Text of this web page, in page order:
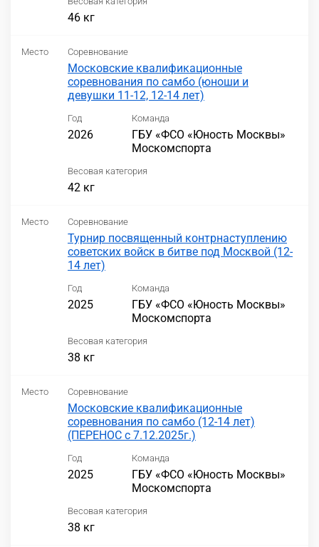
46 кг
Место Соревнование
Московские квалификационные
соревнования по самбо (юноши и
девушки 11-12, 12-14 лет)
Год
2026
Команда
ГБУ «ФСО «Юность Москвы»
Москомспорта
Весовая категория
42 кг
Место Соревнование
Турнир посвященный контрнаступлению
советских войск в битве под Москвой (12-
14 лет)
Год
2025
Команда
ГБУ «ФСО «Юность Москвы»
Москомспорта
Весовая категория
38 кг
Место Соревнование
Московские квалификационные
соревнования по самбо (12-14 лет)
(ПЕРЕНОС с 7.12.2025г.)
Год
2025
Команда
ГБУ «ФСО «Юность Москвы»
Москомспорта
Весовая категория
38 кг